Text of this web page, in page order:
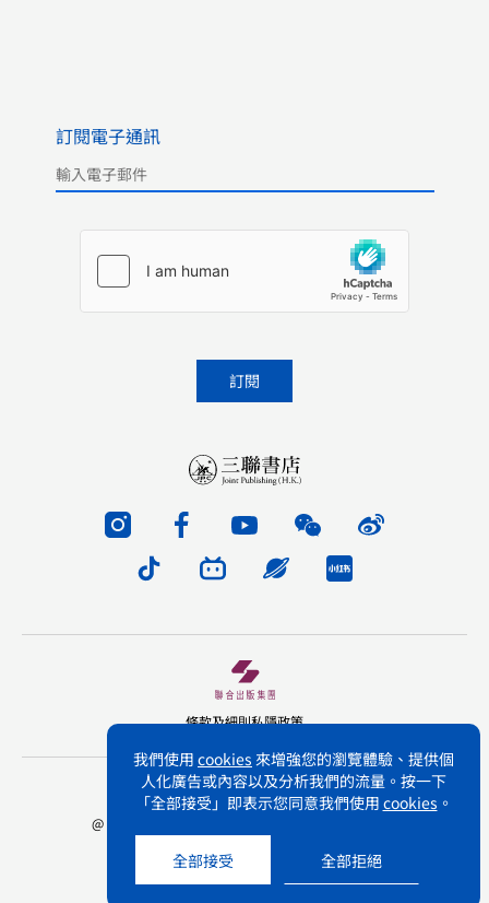
我們使用 cookies 來增強您的瀏覽體驗、提供個
人化廣告或內容以及分析我們的流量。按一下
「全部接受」即表示您同意我們使用 cookies 。
全部接受 全部拒絕
訂閱電子通訊
版權所有 不得轉載 三聯書店(香港)有限公司
@ Joint Publishing (Hong Kong) Company Limited.
All rights reserved.
條款及細則私隱政策